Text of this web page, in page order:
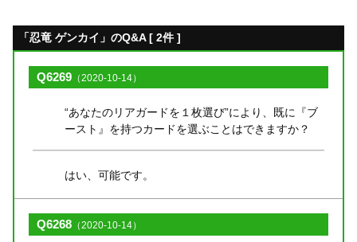
「忍竜 ゲンカイ」のQ&A [ 2件 ]
Q6269 （2020-10-14）
“あなたのリアガードを１枚選び”により、既に『ブ
ースト』を持つカードを選ぶことはできますか？
はい、可能です。
Q6268 （2020-10-14）